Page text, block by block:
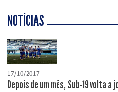
NOTÍCIAS
17/10/2017
Depois de um mês, Sub-19 volta